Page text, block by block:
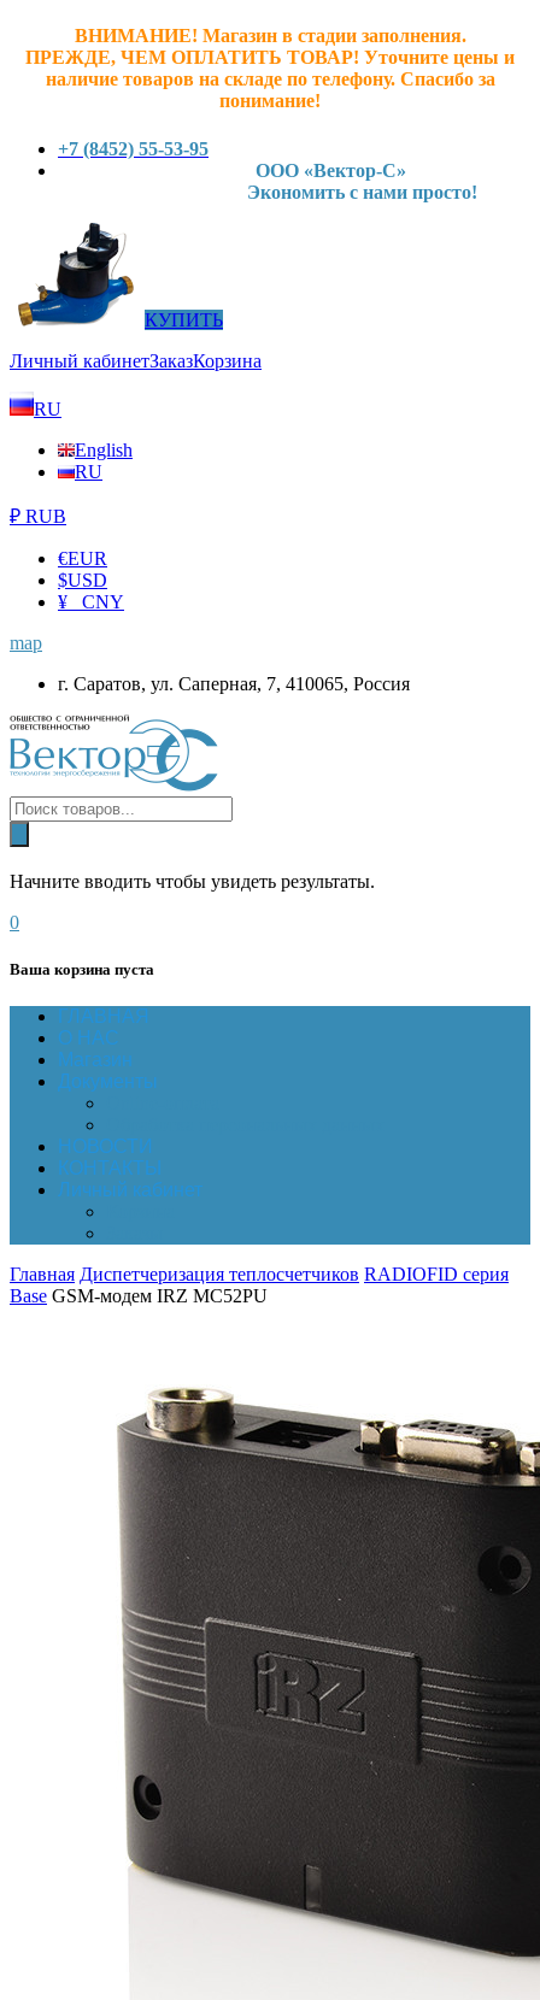
ВНИМАНИЕ! Магазин в стадии заполнения.
ПРЕЖДЕ, ЧЕМ ОПЛАТИТЬ ТОВАР! Уточните цены и
наличие товаров на складе по телефону. Спасибо за
понимание!
+7 (8452) 55-53-95
ООО «Вектор-С»
Экономить с нами просто!
КУПИТЬ
Личный кабинетЗаказКорзина
RU
English
RU
₽ RUB
€EUR
$USD
¥ CNY
map
г. Саратов, ул. Саперная, 7, 410065, Россия
Начните вводить чтобы увидеть результаты.
0
Ваша корзина пуста
ГЛАВНАЯ
О НАС
Магазин
Документы
НОВОСТИ
КОНТАКТЫ
Личный кабинет
Главная Диспетчеризация теплосчетчиков RADIOFID серия
Base GSM-модем IRZ MC52PU